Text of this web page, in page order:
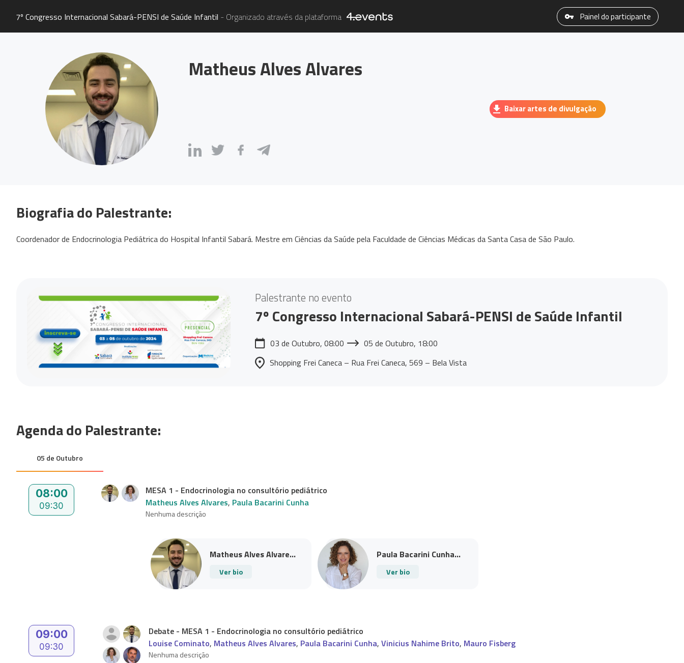
7º Congresso Internacional Sabará-PENSI de Saúde Infantil - Organizado através da plataforma Painel do participante
Matheus Alves Alvares
Baixar artes de divulgação
Biografia do Palestrante:
Coordenador de Endocrinologia Pediátrica do Hospital Infantil Sabará. Mestre em Ciências da Saúde pela Faculdade de Ciências Médicas da Santa Casa de São Paulo.
Palestrante no evento
7º Congresso Internacional Sabará-PENSI de Saúde Infantil
03 de Outubro, 08:00
05 de Outubro, 18:00
Shopping Frei Caneca – Rua Frei Caneca, 569 – Bela Vista
Agenda do Palestrante:
05 de Outubro
08:00
09:30
MESA 1 - Endocrinologia no consultório pediátrico
Matheus Alves Alvares, Paula Bacarini Cunha
Nenhuma descrição
Matheus Alves Alvare...
Ver bio
Paula Bacarini Cunha...
Ver bio
09:00
09:30
Debate - MESA 1 - Endocrinologia no consultório pediátrico
Louise Cominato, Matheus Alves Alvares, Paula Bacarini Cunha, Vinicius Nahime Brito, Mauro Fisberg
Nenhuma descrição